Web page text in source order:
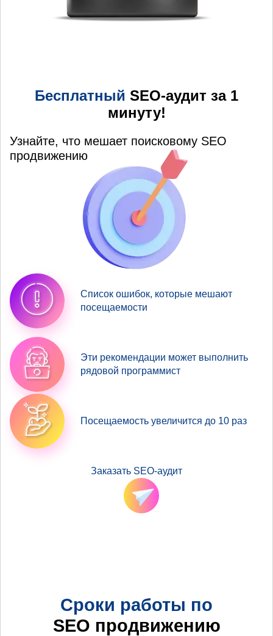
Бесплатный SEO-аудит за 1
минуту!
Узнайте, что мешает поисковому SEO
продвижению
Список ошибок, которые мешают
посещаемости
Эти рекомендации может выполнить
рядовой программист
Посещаемость увеличится до 10 раз
Заказать SEO-аудит
Сроки работы по
SEO продвижению